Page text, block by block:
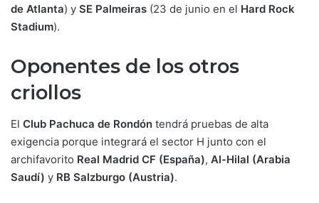
de Atlanta) y SE Palmeiras (23 de junio en el Hard Rock
Stadium).
Oponentes de los otros
criollos
El Club Pachuca de Rondón tendrá pruebas de alta
exigencia porque integrará el sector H junto con el
archifavorito Real Madrid CF (España), Al-Hilal (Arabia
Saudí) y RB Salzburgo (Austria).